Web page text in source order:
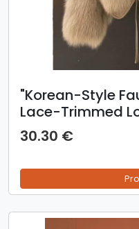
​​"Korean-Style
Lace-Trimmed
(Milk Brown/
XL)"​​
30.30 €